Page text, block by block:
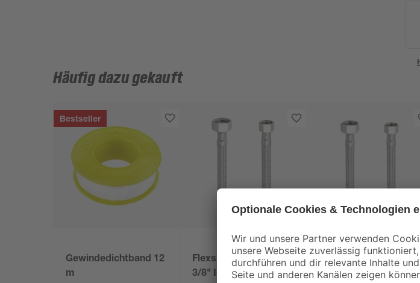
Häufig dazu gekauft
Bestseller
Gewindedichtband 12
m
Flexschlauch 3/8" IG x
3/8" IG x 100 cm
Flexschlauch 1/2" IG x
1/2" IG 100 cm